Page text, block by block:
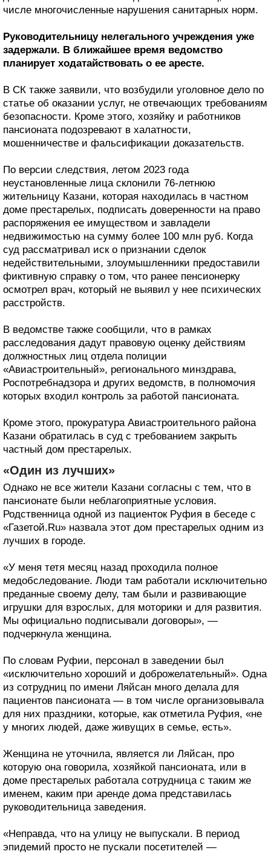
числе многочисленные нарушения санитарных норм.
Руководительницу нелегального учреждения уже
задержали. В ближайшее время ведомство
планирует ходатайствовать о ее аресте.
В СК также заявили, что возбудили уголовное дело по
статье об оказании услуг, не отвечающих требованиям
безопасности. Кроме этого, хозяйку и работников
пансионата подозревают в халатности,
мошенничестве и фальсификации доказательств.
По версии следствия, летом 2023 года
неустановленные лица склонили 76-летнюю
жительницу Казани, которая находилась в частном
доме престарелых, подписать доверенности на право
распоряжения ее имуществом и завладели
недвижимостью на сумму более 100 млн руб. Когда
суд рассматривал иск о признании сделок
недействительными, злоумышленники предоставили
фиктивную справку о том, что ранее пенсионерку
осмотрел врач, который не выявил у нее психических
расстройств.
В ведомстве также сообщили, что в рамках
расследования дадут правовую оценку действиям
должностных лиц отдела полиции
«Авиастроительный», регионального минздрава,
Роспотребнадзора и других ведомств, в полномочия
которых входил контроль за работой пансионата.
Кроме этого, прокуратура Авиастроительного района
Казани обратилась в суд с требованием закрыть
частный дом престарелых.
«Один из лучших»
Однако не все жители Казани согласны с тем, что в
пансионате были неблагоприятные условия.
Родственница одной из пациенток Руфия в беседе с
«Газетой.Ru» назвала этот дом престарелых одним из
лучших в городе.
«У меня тетя месяц назад проходила полное
медобследование. Люди там работали исключительно
преданные своему делу, там были и развивающие
игрушки для взрослых, для моторики и для развития.
Мы официально подписывали договоры», —
подчеркнула женщина.
По словам Руфии, персонал в заведении был
«исключительно хороший и доброжелательный». Одна
из сотрудниц по имени Ляйсан много делала для
пациентов пансионата — в том числе организовывала
для них праздники, которые, как отметила Руфия, «не
у многих людей, даже живущих в семье, есть».
Женщина не уточнила, является ли Ляйсан, про
которую она говорила, хозяйкой пансионата, или в
доме престарелых работала сотрудница с таким же
именем, каким при аренде дома представилась
руководительница заведения.
«Неправда, что на улицу не выпускали. В период
эпидемий просто не пускали посетителей —